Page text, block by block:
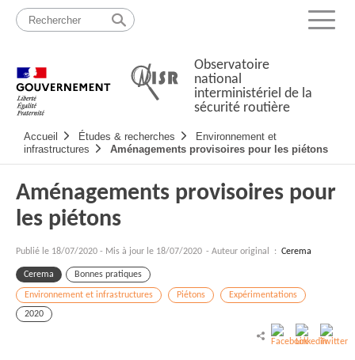
Passer
contenu
Menu
Observatoire
national
interministériel de la
sécurité routière
principale
Accueil Études & recherches
Environnement et
infrastructures
Aménagements provisoires pour les piétons
Aménagements provisoires pour
les piétons
Publié le 18/07/2020 - Mis à jour le 18/07/2020 - Auteur original : Cerema
Cerema Bonnes pratiques
Environnement et infrastructures Piétons
Expérimentations
2020